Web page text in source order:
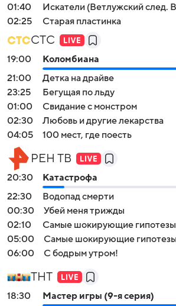
01:40
Искатели (Ветлужский след.
02:25
Старая пластинка
СТС
19:00
Коломбиана
21:00
Детка на драйве
23:25
Бегущая по льду
01:00
Свидание с монстром
02:30
Любовь и другие лекарства
04:05
100 мест, где поесть
РЕН ТВ
20:30
Катастрофа
22:30
Водопад смерти
00:30
Убей меня трижды
02:10
Самые шoкиpующие гипотезы
05:00
Самые шoкиpующие гипотезы
06:00
С бодрым утром!
ТНТ
18:30
Мастер игры (9-я серия)